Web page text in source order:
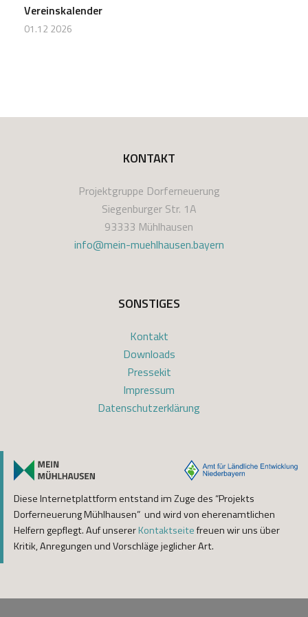
Vereinskalender
01.12 2026
KONTAKT
Projektgruppe Dorferneuerung
Siegenburger Str. 1A
93333 Mühlhausen
info@mein-muehlhausen.bayern
SONSTIGES
Kontakt
Downloads
Pressekit
Impressum
Datenschutzerklärung
Diese Internetplattform entstand im Zuge des “Projekts
Dorferneuerung Mühlhausen” und wird von eherenamtlichen
Helfern gepflegt. Auf unsererKontaktseitefreuen wir uns über
Kritik, Anregungen und Vorschläge jeglicher Art.